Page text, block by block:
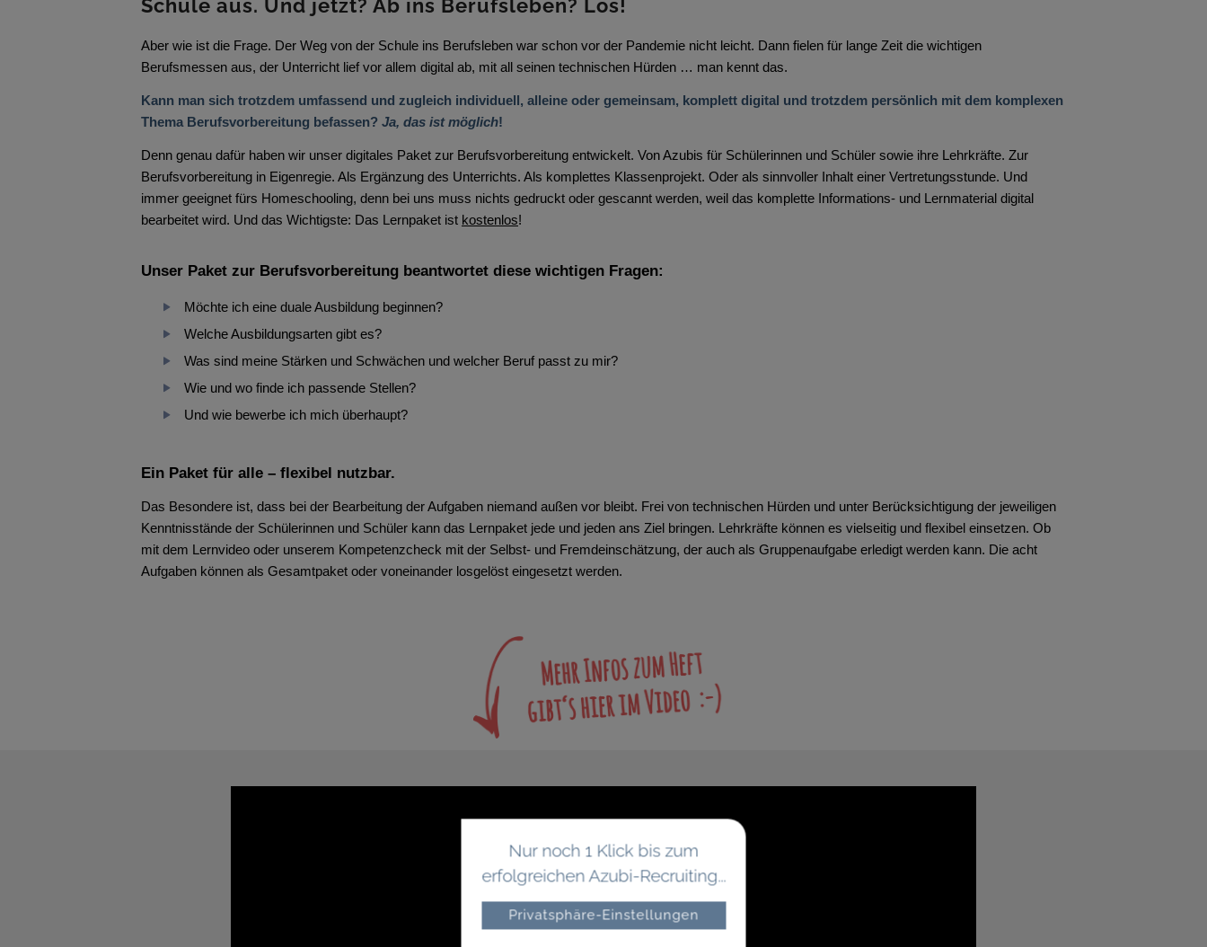
Schule aus. Und jetzt? Ab ins Berufsleben? Los!
Aber wie ist die Frage. Der Weg von der Schule ins Berufsleben war schon vor der Pandemie nicht leicht. Dann fielen für lange Zeit die wichtigen
Berufsmessen aus, der Unterricht lief vor allem digital ab, mit all seinen technischen Hürden … man kennt das.
Kann man sich trotzdem umfassend und zugleich individuell, alleine oder gemeinsam, komplett digital und trotzdem persönlich mit dem komplexen
Thema Berufsvorbereitung befassen? Ja, das ist möglich!
Denn genau dafür haben wir unser digitales Paket zur Berufsvorbereitung entwickelt. Von Azubis für Schülerinnen und Schüler sowie ihre Lehrkräfte. Zur
Berufsvorbereitung in Eigenregie. Als Ergänzung des Unterrichts. Als komplettes Klassenprojekt. Oder als sinnvoller Inhalt einer Vertretungsstunde. Und
immer geeignet fürs Homeschooling, denn bei uns muss nichts gedruckt oder gescannt werden, weil das komplette Informations- und Lernmaterial digital
bearbeitet wird. Und das Wichtigste: Das Lernpaket ist kostenlos!
Unser Paket zur Berufsvorbereitung beantwortet diese wichtigen Fragen:
Möchte ich eine duale Ausbildung beginnen?
Welche Ausbildungsarten gibt es?
Was sind meine Stärken und Schwächen und welcher Beruf passt zu mir?
Wie und wo finde ich passende Stellen?
Und wie bewerbe ich mich überhaupt?
Ein Paket für alle – flexibel nutzbar.
Das Besondere ist, dass bei der Bearbeitung der Aufgaben niemand außen vor bleibt. Frei von technischen Hürden und unter Berücksichtigung der jeweiligen
Kenntnisstände der Schülerinnen und Schüler kann das Lernpaket jede und jeden ans Ziel bringen. Lehrkräfte können es vielseitig und flexibel einsetzen. Ob
mit dem Lernvideo oder unserem Kompetenzcheck mit der Selbst- und Fremdeinschätzung, der auch als Gruppenaufgabe erledigt werden kann. Die acht
Aufgaben können als Gesamtpaket oder voneinander losgelöst eingesetzt werden.
Nur noch 1 Klick bis zum
erfolgreichen Azubi-Recruiting...
Privatsphäre-Einstellungen